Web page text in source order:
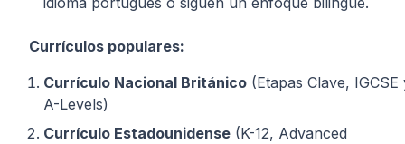
Currículos populares:
Currículo Nacional Británico (Etapas Clave, IGCSE
A-Levels)
Currículo Estadounidense (K-12, Advanced